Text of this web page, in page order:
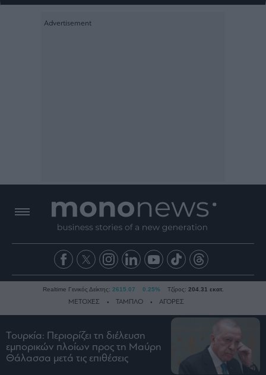
Ειδήσεις
Οικονομία
Realtime Γενικός Δείκτης: 2615.07 0.25% Τζίρος: 204.31 εκατ.
ΜΕΤΟΧΕΣ ΤΑΜΠΛΟ ΑΓΟΡΕΣ
Τουρκία: Περιορίζει τη διέλευση
εμπορικών πλοίων προς τη Μαύρη
Θάλασσα μετά τις επιθέσεις